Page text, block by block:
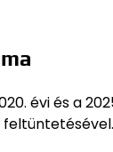
évi és a
feltüntetésével.